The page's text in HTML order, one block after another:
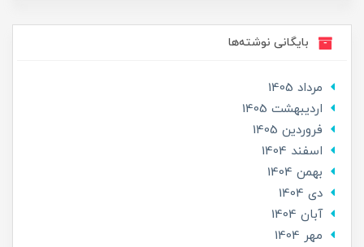
بایگانی نوشته‌ها
مرداد 1405
ارديبهشت 1405
فروردین 1405
اسفند 1404
بهمن 1404
دی 1404
آبان 1404
مهر 1404